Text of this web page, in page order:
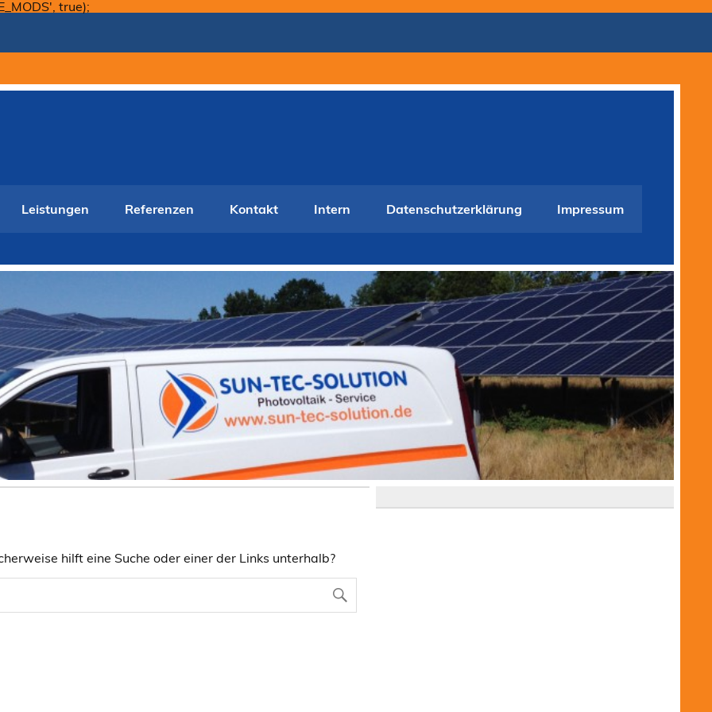
true);
Leistungen Referenzen Kontakt Intern Datenschutzerklärung Impressum
hilft eine Suche oder einer der Links unterhalb?